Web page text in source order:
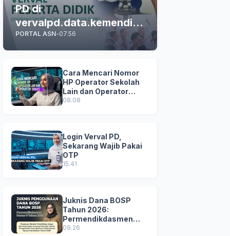
PD di
vervalpd.data.kemendikd
asmen.go.id
PORTAL ASN-07.56
Cara Mencari Nomor
HP Operator Sekolah
Lain dan Operator
Dinas di SDM Data
08.08
Login Verval PD,
Sekarang Wajib Pakai
OTP
15.41
Juknis Dana BOSP
Tahun 2026:
Permendikdasmen
Nomor 8 Tahun 2026
09.26